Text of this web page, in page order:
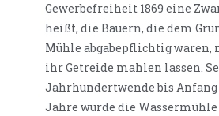
Gewerbefreiheit 1869 eine
heißt, die Bauern, die dem
Mühle abgabepflichtig waren,
ihr Getreide mahlen lassen.
Jahrhundertwende bis Anfang
Jahre wurde die Wassermühle